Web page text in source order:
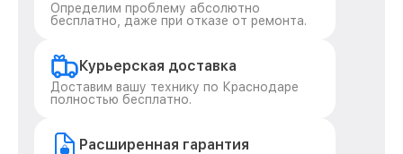
Определим проблему абсолютно
бесплатно, даже при отказе от ремонта.
Курьерская доставка
Доставим вашу технику по Краснодаре
полностью бесплатно.
Расширенная гарантия